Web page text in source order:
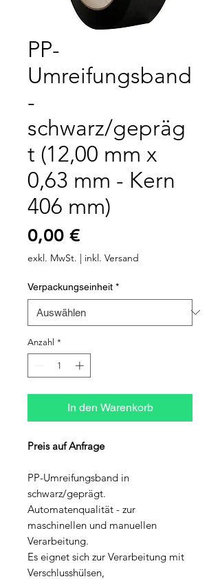
PP-
Umreifungsband
-
schwarz/gepräg
t (12,00 mm x
0,63 mm - Kern
406 mm)
0,00 €
exkl. MwSt. | inkl. Versand
Verpackungseinheit *
Anzahl *
In den Warenkorb
Preis auf Anfrage
PP-Umreifungsband in
schwarz/geprägt.
Automatenqualität - zur
maschinellen und manuellen
Verarbeitung.
Es eignet sich zur Verarbeitung mit
Verschlusshülsen,